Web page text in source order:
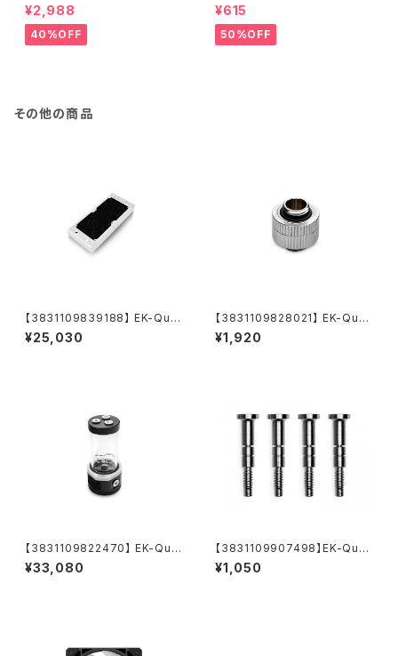
p Fan FPT 120 - Black (550
-2300rpm)
¥2,988
40%OFF
ntum Torque Push-In Adap
ter M 14 - Black Nickel
¥615
50%OFF
その他の商品
【3831109839188】 EK-Qua
ntum Surface P240M X-Flo
w - White
¥25,030
【3831109828021】 EK-Quan
tum Torque Extender Rotar
y MM 14 - Nickel
¥1,920
【3831109822470】 EK-Qua
ntum Kinetic TBE 200 D5 B
ody D-RGB - Acetal
¥33,080
【3831109907498】EK-Quan
tum Velocity² Mounting Sc
rew AM5 - Nickel (4pcs)
¥1,050